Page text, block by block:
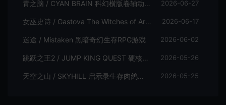
青之脑 / CYAN BRAIN 科幻横版卷轴动作游戏 2026-06-27
女巫史诗 / Gastova The Witches of Arkana 类银河恶魔城动作游戏 2026-06-17
迷途 / Mistaken 黑暗奇幻生存RPG游戏 2026-06-02
跳跃之王2 / JUMP KING QUEST 硬核横板跳跃游戏 2026-05-26
天空之山 / SKYHILL 启示录生存肉鸽游戏 2026-05-25